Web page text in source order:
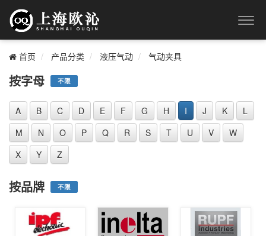
首页 产品分类 液压气动 气动夹具
按字母 不限
A B C D E F G H I J K
L
M
N O P Q R S T U V
W
X
Y Z
按品牌 不限